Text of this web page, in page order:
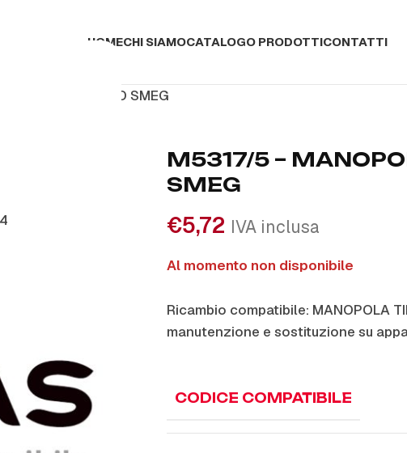
HOMECHI SIAMOCATALOGO PRODOTTICONTATTI
– MANOPOLA TIPO SMEG
M5317/5 –
SMEG
€5,72 IVA inclusa
Al momento non disponibile
Ricambio compatibile: MANOPOLA
manutenzione e sostituzione su
CODICE COMPATIBILE